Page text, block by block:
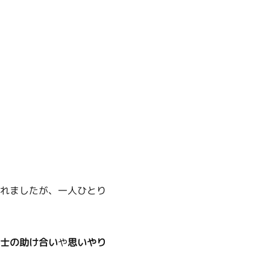
ましたが、一人ひとり
の助け合いや思いやり